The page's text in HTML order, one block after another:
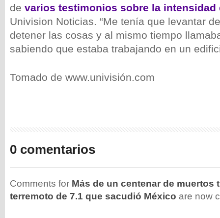
de varios testimonios sobre la intensidad
Univision Noticias. “Me tenía que levantar
detener las cosas y al mismo tiempo
sabiendo que estaba trabajando en un
Tomado de www.univisión.com
0 comentarios
Comments for Más de un centenar de muertos
terremoto de 7.1 que sacudió México are now